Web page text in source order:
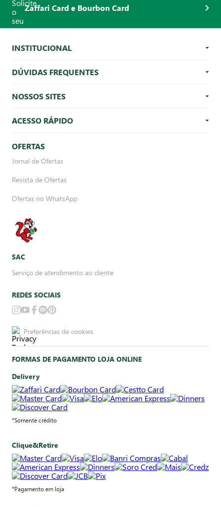
Zaffari Card e Bourbon Card
INSTITUCIONAL
DÚVIDAS FREQUENTES
NOSSOS SITES
ACESSO RÁPIDO
OFERTAS
Jornal de Ofertas
Revista de Ofertas
Ofertas no WhatsApp
SAC
Serviço de atendimento ao cliente
REDES SOCIAIS
Preferências de cookies
FORMAS DE PAGAMENTO LOJA ONLINE
Delivery
*Somente crédito
Clique&Retire
*Pagamento em loja